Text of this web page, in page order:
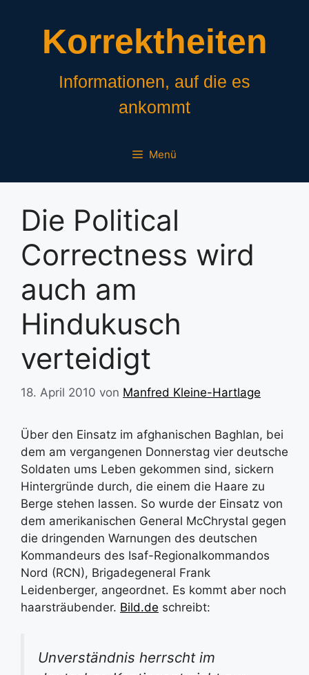
Korrektheiten
Informationen, auf die es
ankommt
Menü
Die Political
Correctness wird
auch am
Hindukusch
verteidigt
18. April 2010 von Manfred Kleine-Hartlage
Über den Einsatz im afghanischen Baghlan, bei
dem am vergangenen Donnerstag vier deutsche
Soldaten ums Leben gekommen sind, sickern
Hintergründe durch, die einem die Haare zu
Berge stehen lassen. So wurde der Einsatz von
dem amerikanischen General McChrystal gegen
die dringenden Warnungen des deutschen
Kommandeurs des Isaf-Regionalkommandos
Nord (RCN), Brigadegeneral Frank
Leidenberger, angeordnet. Es kommt aber noch
haarsträubender. Bild.de schreibt:
Unverständnis herrscht im